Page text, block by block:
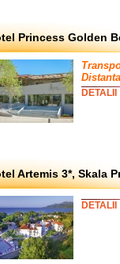
Princess Golden
DETALII
Artemis 3*, Skala
DETALII